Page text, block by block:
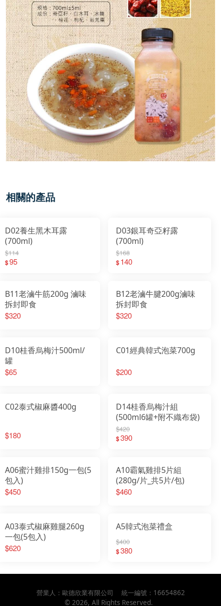
相關的產品
D02養生黑木耳露
(700ml)
$114
$95
D03銀耳奇亞籽露
(700ml)
$168
$140
B11老滷牛筋200g 滷味
拆封即食
$320
B12老滷牛腱200g滷味
拆封即食
$320
D10桂香烏梅汁500ml/
罐
$65
C01經典韓式泡菜700g
$200
C02泰式椒麻醬400g
$180
D14桂香烏梅汁組
(500ml6罐+附不織布袋)
$420
$390
A06蜜汁雞排150g一包(5
包入)
$450
A10霸氣雞排5片組
(280g/片_共5片/包)
$460
A03泰式椒麻雞腿260g
一包(5包入)
$620
A5韓式泡菜禮盒
$400
$380
營業人： 歐德欣業有限公司 統一編號： 16654862
© 2026, All Rights Reserved.